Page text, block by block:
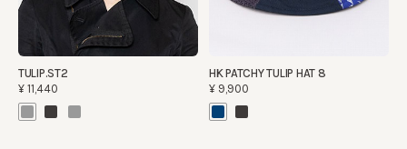
TULIP.ST2
¥11,440
HK PATCHY TULIP HAT 8
¥9,900